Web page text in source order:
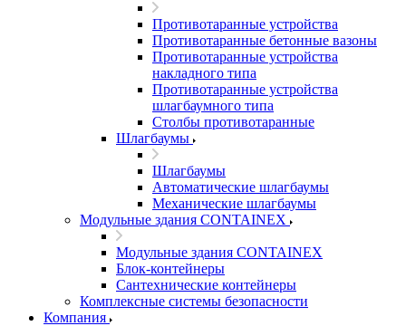
Противотаранные устройства
Противотаранные бетонные вазоны
Противотаранные устройства
накладного типа
Противотаранные устройства
шлагбаумного типа
Столбы противотаранные
Шлагбаумы
Шлагбаумы
Автоматические шлагбаумы
Механические шлагбаумы
Модульные здания CONTAINEX
Модульные здания CONTAINEX
Блок-контейнеры
Сантехнические контейнеры
Комплексные системы безопасности
Компания